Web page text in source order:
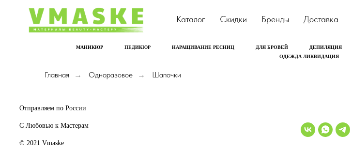
Каталог Скидки Бренды Доставка
МАНИКЮР ПЕДИКЮР НАРАЩИВАНИЕ РЕСНИЦ ДЛЯ БРОВЕЙ ДЕПИЛЯЦИЯ
ОДЕЖДА ЛИКВИДАЦИЯ
Главная → Одноразовое → Шапочки
Отправляем по России
С Любовью к Мастерам
© 2021 Vmaske